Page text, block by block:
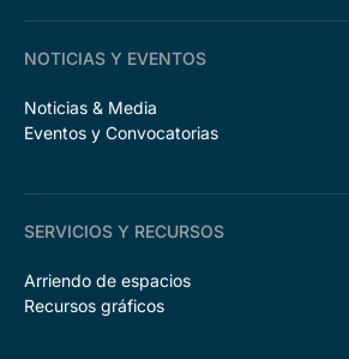
NOTICIAS Y EVENTOS
Noticias & Media
Eventos y Convocatorias
SERVICIOS Y RECURSOS
Arriendo de espacios
Recursos gráficos